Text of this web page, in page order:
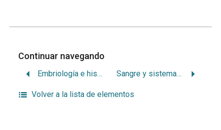
Continuar navegando
Embriología e histología dentaria humana: atlas a color Sangre y sistema inmunitario
Volver a la lista de elementos